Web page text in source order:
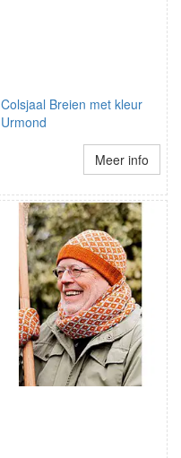
Colsjaal Breien met kleur
Urmond
Meer info